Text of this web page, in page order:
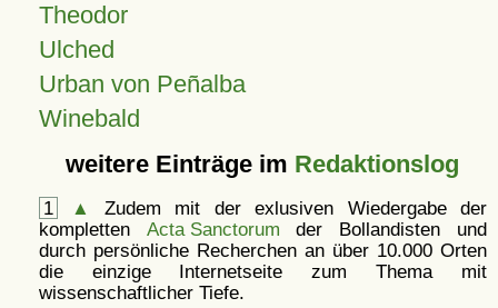
Theodor
Ulched
Urban von Peñalba
Winebald
weitere Einträge im Redaktionslog
1 ▲
Zudem mit der exlusiven Wiedergabe der
kompletten Acta Sanctorum der Bollandisten und
durch persönliche Recherchen an über 10.000 Orten
die einzige Internetseite zum Thema mit
wissenschaftlicher Tiefe.